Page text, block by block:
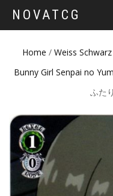
NOVATCG
Home / Weiss
Bunny Girl Senpai no
ふた